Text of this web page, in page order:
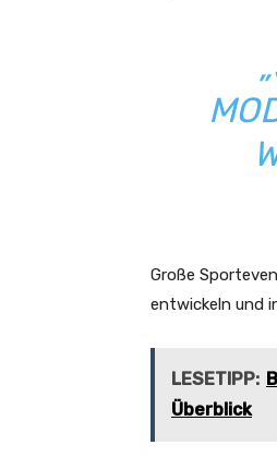
Große
entwickeln und
LESETIPP:
Überblick